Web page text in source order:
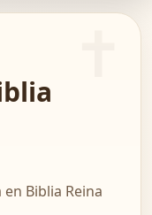
Biblia Reina